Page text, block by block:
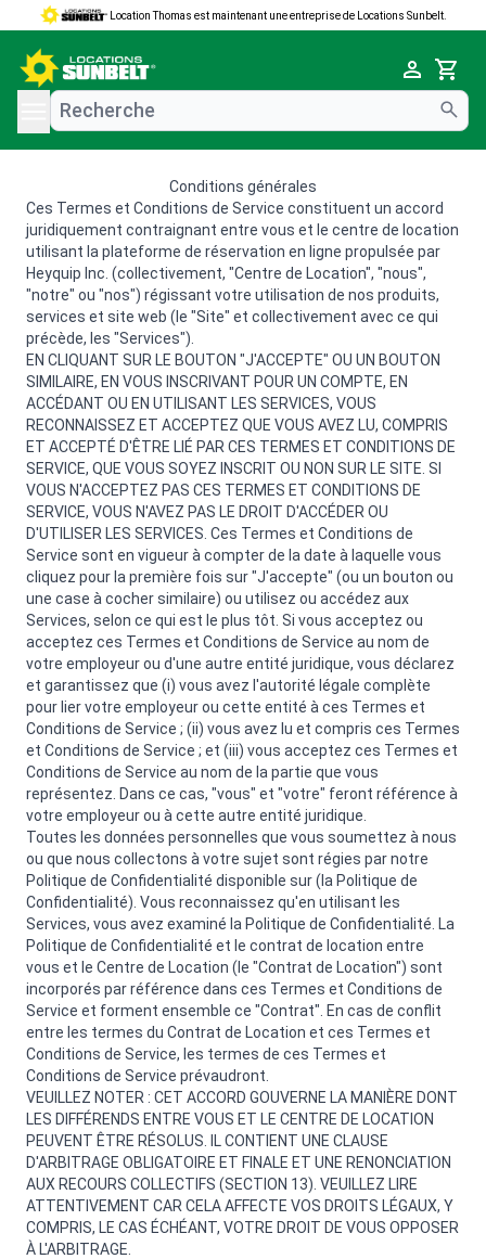
Location Thomas est maintenant une entreprise de Locations Sunbelt.
Cart
menu
Conditions générales
Ces Termes et Conditions de Service constituent un accord
juridiquement contraignant entre vous et le centre de location
utilisant la plateforme de réservation en ligne propulsée par
Heyquip Inc. (collectivement, "Centre de Location", "nous",
"notre" ou "nos") régissant votre utilisation de nos produits,
services et site web (le "Site" et collectivement avec ce qui
précède, les "Services").
EN CLIQUANT SUR LE BOUTON "J'ACCEPTE" OU UN BOUTON
SIMILAIRE, EN VOUS INSCRIVANT POUR UN COMPTE, EN
ACCÉDANT OU EN UTILISANT LES SERVICES, VOUS
RECONNAISSEZ ET ACCEPTEZ QUE VOUS AVEZ LU, COMPRIS
ET ACCEPTÉ D'ÊTRE LIÉ PAR CES TERMES ET CONDITIONS DE
SERVICE, QUE VOUS SOYEZ INSCRIT OU NON SUR LE SITE. SI
VOUS N'ACCEPTEZ PAS CES TERMES ET CONDITIONS DE
SERVICE, VOUS N'AVEZ PAS LE DROIT D'ACCÉDER OU
D'UTILISER LES SERVICES. Ces Termes et Conditions de
Service sont en vigueur à compter de la date à laquelle vous
cliquez pour la première fois sur "J'accepte" (ou un bouton ou
une case à cocher similaire) ou utilisez ou accédez aux
Services, selon ce qui est le plus tôt. Si vous acceptez ou
acceptez ces Termes et Conditions de Service au nom de
votre employeur ou d'une autre entité juridique, vous déclarez
et garantissez que (i) vous avez l'autorité légale complète
pour lier votre employeur ou cette entité à ces Termes et
Conditions de Service ; (ii) vous avez lu et compris ces Termes
et Conditions de Service ; et (iii) vous acceptez ces Termes et
Conditions de Service au nom de la partie que vous
représentez. Dans ce cas, "vous" et "votre" feront référence à
votre employeur ou à cette autre entité juridique.
Toutes les données personnelles que vous soumettez à nous
ou que nous collectons à votre sujet sont régies par notre
Politique de Confidentialité disponible sur (la Politique de
Confidentialité). Vous reconnaissez qu'en utilisant les
Services, vous avez examiné la Politique de Confidentialité. La
Politique de Confidentialité et le contrat de location entre
vous et le Centre de Location (le "Contrat de Location") sont
incorporés par référence dans ces Termes et Conditions de
Service et forment ensemble ce "Contrat". En cas de conflit
entre les termes du Contrat de Location et ces Termes et
Conditions de Service, les termes de ces Termes et
Conditions de Service prévaudront.
VEUILLEZ NOTER : CET ACCORD GOUVERNE LA MANIÈRE DONT
LES DIFFÉRENDS ENTRE VOUS ET LE CENTRE DE LOCATION
PEUVENT ÊTRE RÉSOLUS. IL CONTIENT UNE CLAUSE
D'ARBITRAGE OBLIGATOIRE ET FINALE ET UNE RENONCIATION
AUX RECOURS COLLECTIFS (SECTION 13). VEUILLEZ LIRE
ATTENTIVEMENT CAR CELA AFFECTE VOS DROITS LÉGAUX, Y
COMPRIS, LE CAS ÉCHÉANT, VOTRE DROIT DE VOUS OPPOSER
À L'ARBITRAGE.